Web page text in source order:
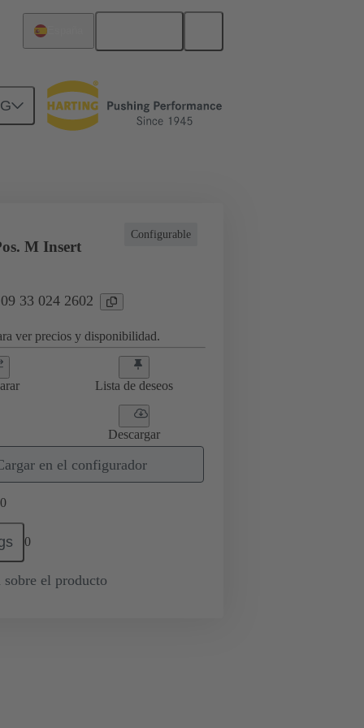
aplicaciones industriales
Configurable
M Insert
33 024 2602
ver precios y disponibilidad.
Lista de deseos
Descargar
en el configurador
0
0
sobre el producto